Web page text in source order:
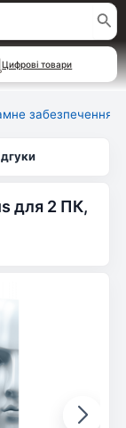
Цифрові товари
забезпечення
для 2 ПК,